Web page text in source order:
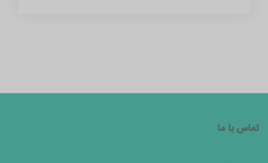
تماس با ما